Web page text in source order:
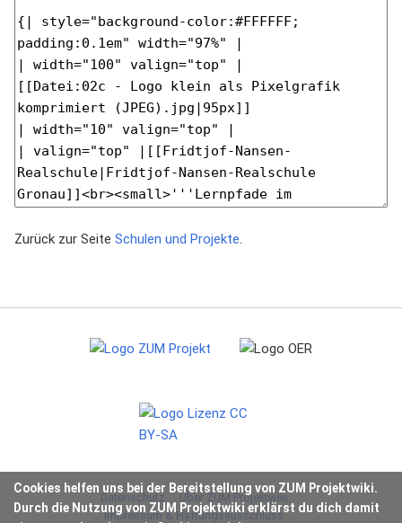
Zurück zur Seite Schulen und Projekte.
Cookies helfen uns bei der Bereitstellung von ZUM Projektwiki.
Durch die Nutzung von ZUM Projektwiki erklärst du dich damit
Datenschutz
Über ZUM Projektwiki
Impressum & Haftungsausschluss